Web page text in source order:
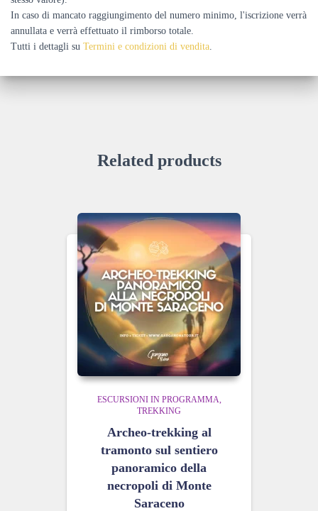
In caso di mancato raggiungimento del numero minimo, l'iscrizione verrà
annullata e verrà effettuato il rimborso totale.
Tutti i dettagli su Termini e condizioni di vendita.
Related products
ESCURSIONI IN PROGRAMMA
TREKKING
Archeo-trekking al
tramonto sul sentiero
panoramico della
necropoli di Monte
Saraceno